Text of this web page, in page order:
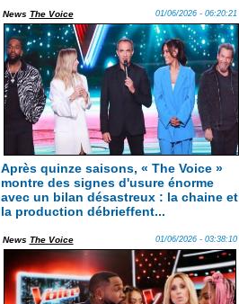
News The Voice 01/06/2026 - 06:20:21
Après quinze saisons, « The Voice »
montre des signes d'usure énorme
avec un bilan désastreux : la chaine et
la production débrieffent...
News The Voice 01/06/2026 - 03:38:10